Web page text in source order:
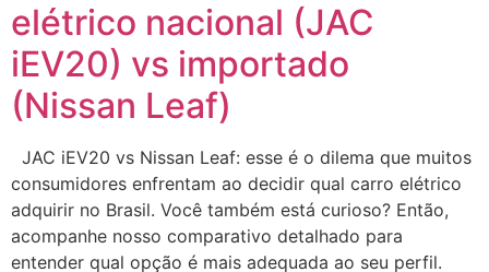
elétrico nacional (JAC
iEV20) vs importado
(Nissan Leaf)
JAC iEV20 vs Nissan Leaf: esse é o dilema que muitos
consumidores enfrentam ao decidir qual carro elétrico
adquirir no Brasil. Você também está curioso? Então,
acompanhe nosso comparativo detalhado para
entender qual opção é mais adequada ao seu perfil.